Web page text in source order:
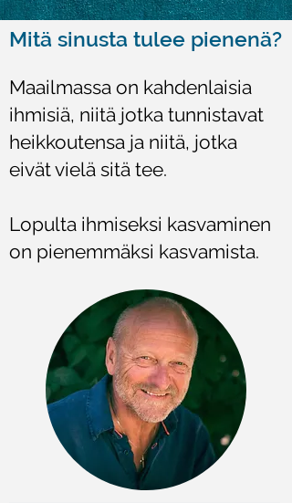
Mitä sinusta tulee pienenä?
Maailmassa on kahdenlaisia
ihmisiä, niitä jotka tunnistavat
heikkoutensa ja niitä, jotka
eivät vielä sitä tee.
Lopulta ihmiseksi kasvaminen
on pienemmäksi kasvamista.